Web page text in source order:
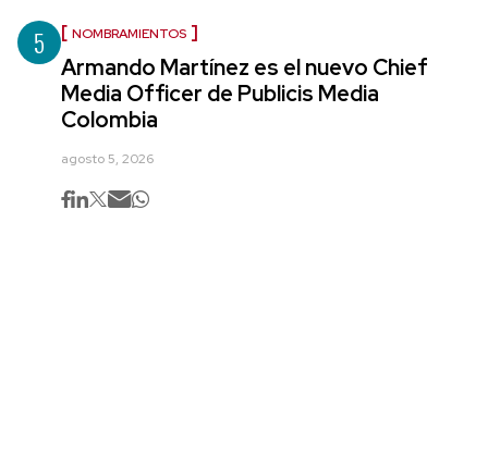
5 NOMBRAMIENTOS
Armando Martínez es el nuevo Chief
Media Officer de Publicis Media
Colombia
agosto 5, 2026